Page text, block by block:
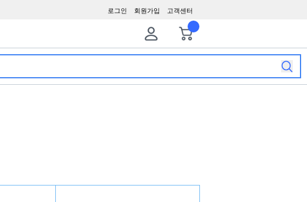
고객센터
회원가입
로그인